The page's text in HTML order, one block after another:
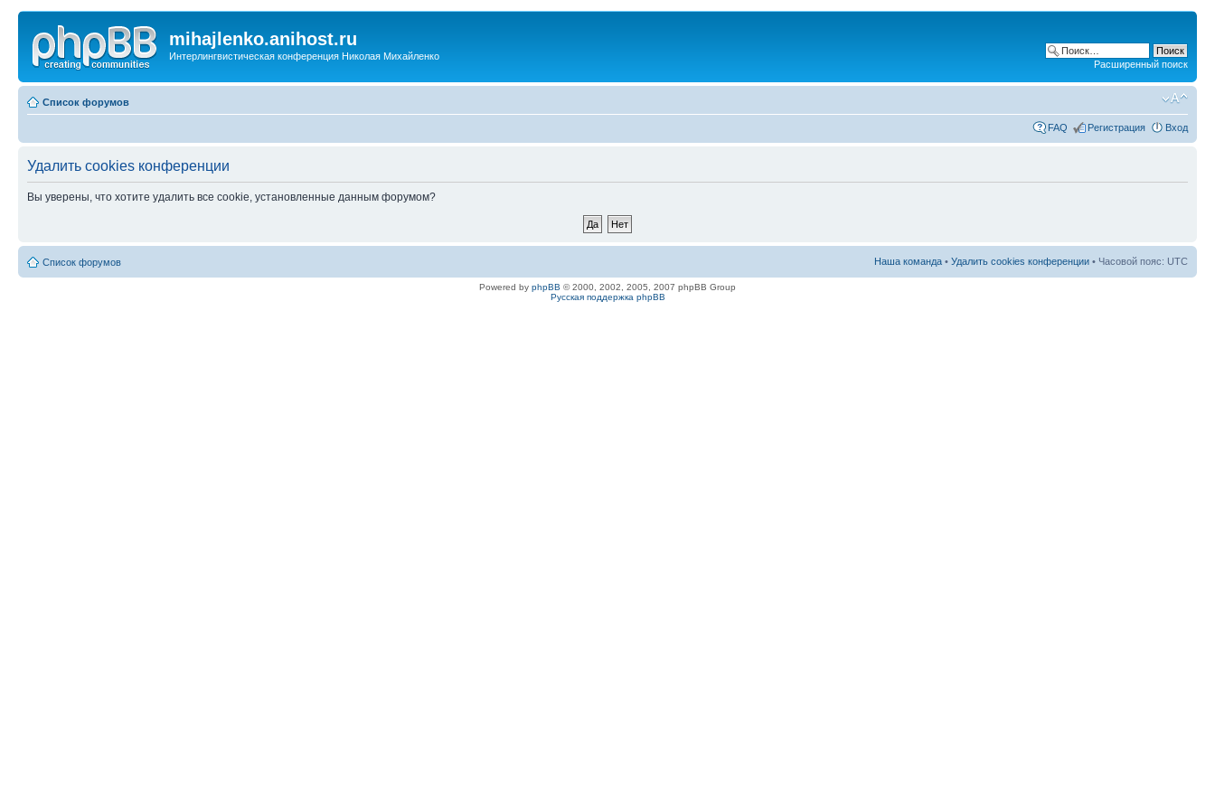
mihajlenko.anihost.ru
Интерлингвистическая конференция Николая Михайленко
Расширенный поиск
Список форумов
FAQ Регистрация Вход
Удалить cookies конференции
Вы уверены, что хотите удалить все cookie, установленные данным форумом?
Список форумов Наша команда • Удалить cookies конференции • Часовой пояс: UTC
Powered by phpBB © 2000, 2002, 2005, 2007 phpBB Group
Русская поддержка phpBB